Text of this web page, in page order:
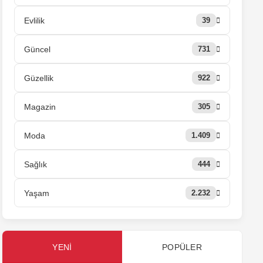
Evlilik 39
Güncel 731
Güzellik 922
Magazin 305
Moda 1.409
Sağlık 444
Yaşam 2.232
YENI POPÜLER